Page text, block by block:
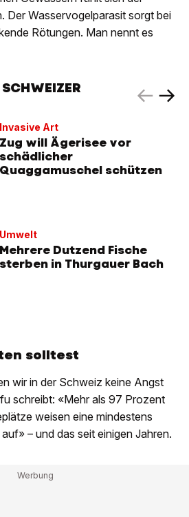
Der Wasservogelparasit sorgt bei
Rötungen. Man nennt es
Invasive Art
Zug will Ägerisee vor
schädlicher
Quaggamuschel schützen
Umwelt
Mehrere Dutzend Fische
sterben in Thurgauer Bach
solltest
wir in der Schweiz keine Angst
schreibt: «Mehr als 97 Prozent
weisen eine mindestens
– und das seit einigen Jahren.